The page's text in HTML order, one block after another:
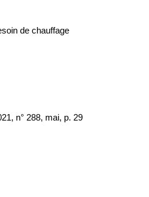
de chauffage
n° 288, mai, p. 29